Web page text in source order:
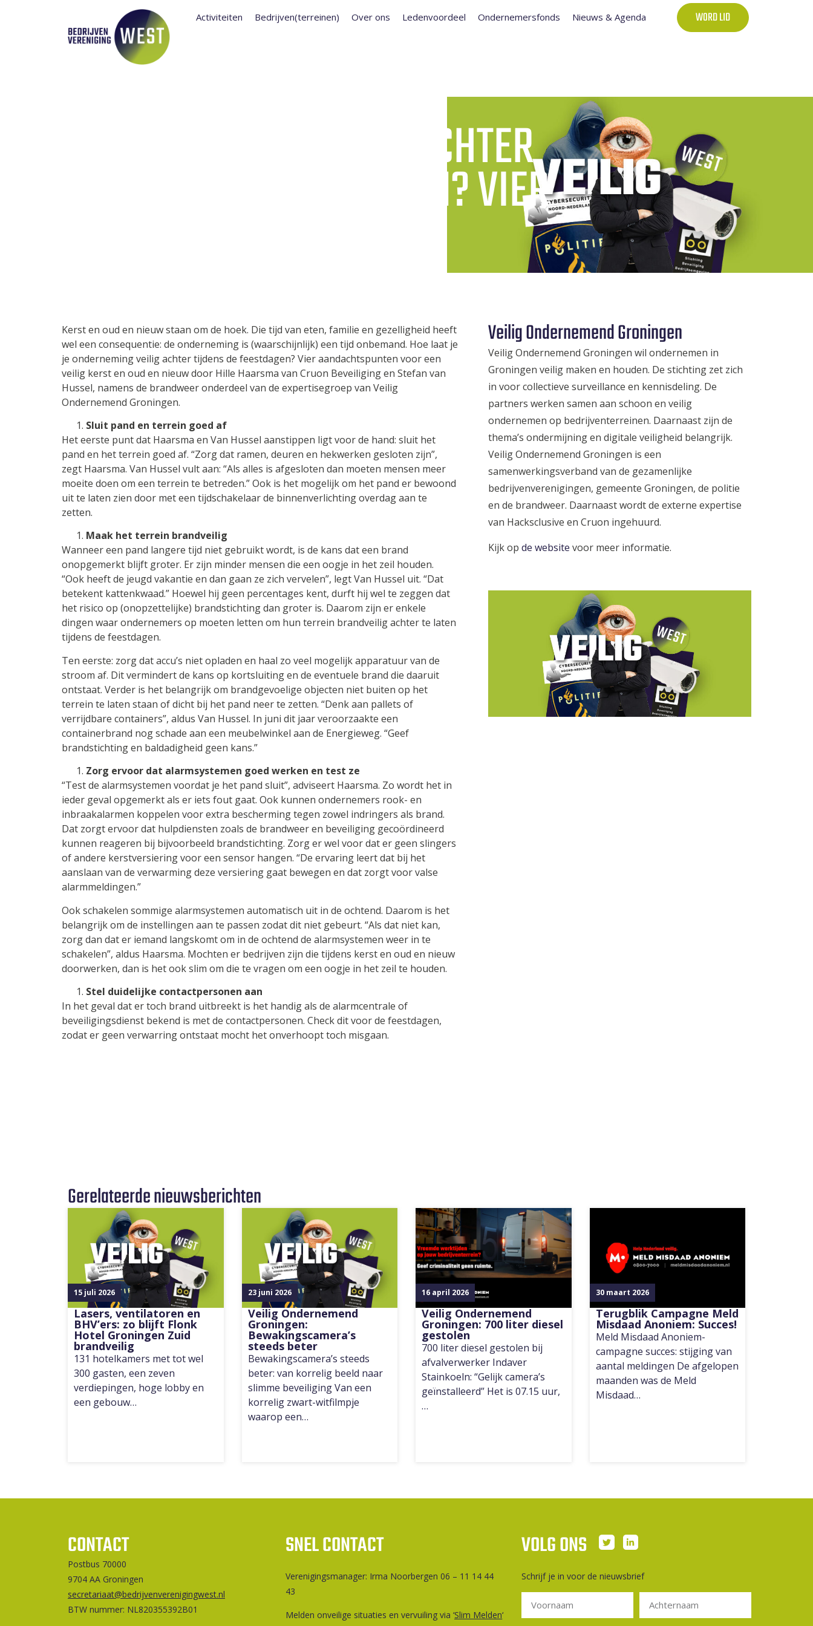
Activiteiten Bedrijven(terreinen) Over ons Ledenvoordeel Ondernemersfonds Nieuws & Agenda WORD LID
ONDERNEMING VEILIG ACHTER
TIJDENS DE FEESTDAGEN? VIER
Kerst en oud en nieuw staan om de hoek. Die tijd van eten, familie en gezelligheid heeft
wel een consequentie: de onderneming is (waarschijnlijk) een tijd onbemand. Hoe laat je
je onderneming veilig achter tijdens de feestdagen? Vier aandachtspunten voor een
veilig kerst en oud en nieuw door Hille Haarsma van Cruon Beveiliging en Stefan van
Hussel, namens de brandweer onderdeel van de expertisegroep van Veilig
Ondernemend Groningen.
Sluit pand en terrein goed af
Het eerste punt dat Haarsma en Van Hussel aanstippen ligt voor de hand: sluit het
pand en het terrein goed af. “Zorg dat ramen, deuren en hekwerken gesloten zijn”,
zegt Haarsma. Van Hussel vult aan: “Als alles is afgesloten dan moeten mensen meer
moeite doen om een terrein te betreden.” Ook is het mogelijk om het pand er bewoond
uit te laten zien door met een tijdschakelaar de binnenverlichting overdag aan te
zetten.
Maak het terrein brandveilig
Wanneer een pand langere tijd niet gebruikt wordt, is de kans dat een brand
onopgemerkt blijft groter. Er zijn minder mensen die een oogje in het zeil houden.
“Ook heeft de jeugd vakantie en dan gaan ze zich vervelen”, legt Van Hussel uit. “Dat
betekent kattenkwaad.” Hoewel hij geen percentages kent, durft hij wel te zeggen dat
het risico op (onopzettelijke) brandstichting dan groter is. Daarom zijn er enkele
dingen waar ondernemers op moeten letten om hun terrein brandveilig achter te laten
tijdens de feestdagen.
Ten eerste: zorg dat accu’s niet opladen en haal zo veel mogelijk apparatuur van de
stroom af. Dit vermindert de kans op kortsluiting en de eventuele brand die daaruit
ontstaat. Verder is het belangrijk om brandgevoelige objecten niet buiten op het
terrein te laten staan of dicht bij het pand neerte zetten. “Denk aan pallets of
verrijdbare containers”, aldus Van Hussel. In juni dit jaar veroorzaakte een
containerbrand nog schade aan een meubelwinkel aan de Energieweg. “Geef
brandstichting en baldadigheid geen kans.”
Zorg ervoor dat alarmsystemen goed werken en test ze
“Test de alarmsystemen voordat je het pand sluit”, adviseert Haarsma. Zo wordt het in
ieder geval opgemerkt als er iets fout gaat. Ook kunnen ondernemers rook- en
inbraakalarmen koppelen voor extra bescherming tegen zowel indringers als brand.
Dat zorgt ervoor dat hulpdiensten zoals de brandweer en beveiliging gecoördineerd
kunnen reageren bij bijvoorbeeld brandstichting. Zorg er wel voor dat er geen slingers
of andere kerstversiering voor een sensor hangen. “De ervaring leert dat bij het
aanslaan van de verwarming deze versiering gaat bewegen en dat zorgt voor valse
alarmmeldingen.”
Ook schakelen sommige alarmsystemen automatisch uit in de ochtend. Daarom is het
belangrijk om de instellingen aan te passen zodat dit niet gebeurt. “Als dat niet kan,
zorg dan dat er iemand langskomt om in de ochtend de alarmsystemen weer in te
schakelen”, aldus Haarsma. Mochten er bedrijven zijn die tijdens kerst en oud en nieuw
doorwerken, dan is het ook slim om die te vragen om een oogje in het zeil te houden.
Stel duidelijke contactpersonen aan
In het geval dat er toch brand uitbreekt is het handig als de alarmcentrale of
beveiligingsdienst bekend is met de contactpersonen. Check dit voor de feestdagen,
zodat er geen verwarring ontstaat mocht het onverhoopt toch misgaan.
Veilig Ondernemend Groningen
Veilig Ondernemend Groningen wil ondernemen in
Groningen veilig maken en houden. De stichting zet zich
in voor collectieve surveillance en kennisdeling. De
partners werken samen aan schoon en veilig
ondernemen op bedrijventerreinen. Daarnaast zijn de
thema’s ondermijning en digitale veiligheid belangrijk.
Veilig Ondernemend Groningen is een
samenwerkingsverband van de gezamenlijke
bedrijvenverenigingen, gemeente Groningen, de politie
en de brandweer. Daarnaast wordt de externe expertise
van Hacksclusive en Cruon ingehuurd.
Kijk opde website voor meer informatie.
Gerelateerde nieuwsberichten
15 juli 2026
Lasers, ventilatoren en
BHV’ers: zo blijft Flonk
Hotel Groningen Zuid
brandveilig
131 hotelkamers met tot wel
300 gasten, een zeven
verdiepingen, hoge lobby en
een gebouw…
23 juni 2026
Veilig Ondernemend
Groningen:
Bewakingscamera’s
steeds beter
Bewakingscamera’s steeds
beter: van korrelig beeld naar
slimme beveiliging Van een
korrelig zwart-witfilmpje
waarop een…
16 april 2026
Veilig Ondernemend
Groningen: 700 liter diesel
gestolen
700 liter diesel gestolen bij
afvalverwerker Indaver
Stainkoeln: “Gelijk camera’s
geïnstalleerd” Het is 07.15 uur,
…
30 maart 2026
Terugblik Campagne Meld
Misdaad Anoniem: Succes!
Meld Misdaad Anoniem-
campagne succes: stijging van
aantal meldingen De afgelopen
maanden was de Meld
Misdaad…
CONTACT
Postbus 70000
9704 AA Groningen
secretariaat@bedrijvenverenigingwest.nl
BTW nummer: NL820355392B01
SNEL CONTACT
Ver­e­ni­gings­ma­na­ger: Irma Noorbergen 06 – 11 14 44
43
Melden onveilige situaties en vervuiling via ‘Slim Melden‘
VOLG ONS
Schrijf je in voor de nieuwsbrief